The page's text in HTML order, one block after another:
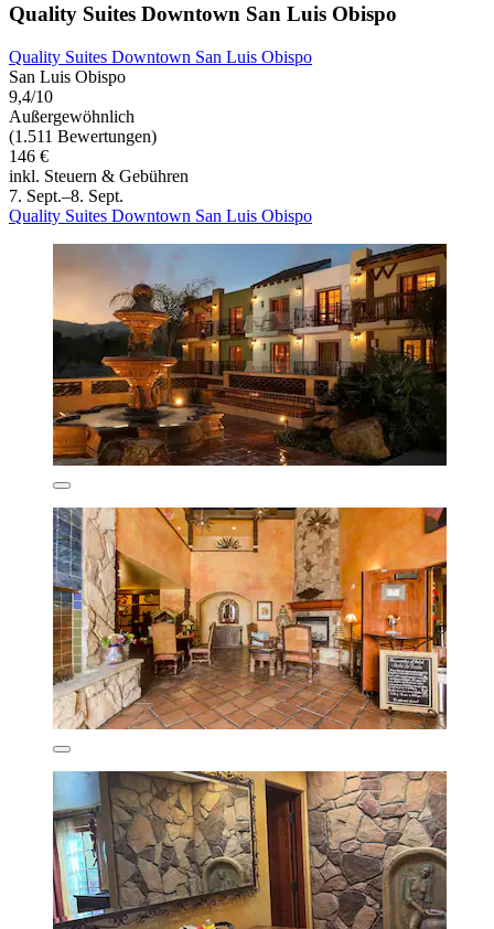
Quality Suites Downtown San Luis Obispo
Quality Suites Downtown San Luis Obispo
San Luis Obispo
9,4/10
Außergewöhnlich
(1.511 Bewertungen)
146 €
inkl. Steuern & Gebühren
7. Sept.–8. Sept.
Quality Suites Downtown San Luis Obispo